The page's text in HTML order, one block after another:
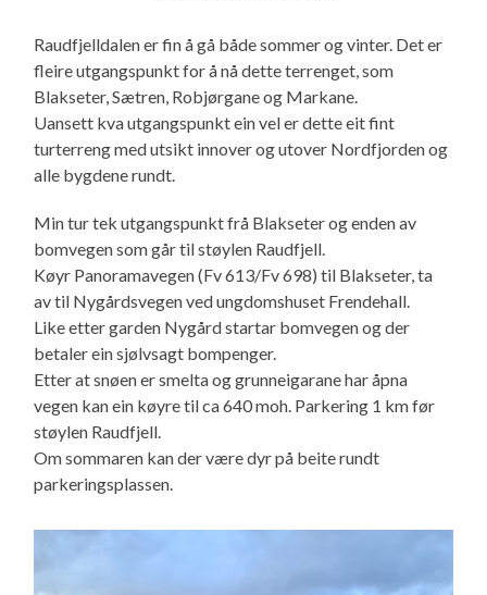
Raudfjelldalen er fin å gå både sommer og vinter. Det er
fleire utgangspunkt for å nå dette terrenget, som
Blakseter, Sætren, Robjørgane og Markane.
Uansett kva utgangspunkt ein vel er dette eit fint
turterreng med utsikt innover og utover Nordfjorden og
alle bygdene rundt.
Min tur tek utgangspunkt frå Blakseter og enden av
bomvegen som går til støylen Raudfjell.
Køyr Panoramavegen (Fv 613/Fv 698) til Blakseter, ta
av til Nygårdsvegen ved ungdomshuset Frendehall.
Like etter garden Nygård startar bomvegen og der
betaler ein sjølvsagt bompenger.
Etter at snøen er smelta og grunneigarane har åpna
vegen kan ein køyre til ca 640 moh. Parkering 1 km før
støylen Raudfjell.
Om sommaren kan der være dyr på beite rundt
parkeringsplassen.